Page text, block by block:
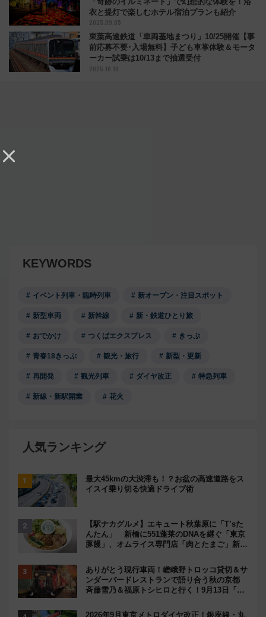
衣と提灯で楽しむホテル宿泊プランも紹介
2025.09.05
東葉高速鉄道「車両基地まつり」10/25開催【事
前応募不要･入場無料】子ども車掌体験＆モータ
ーカー試乗は10/13まで抽選受付
2025.10.10
KEYWORDS
イベント列車・臨時列車 新オープン・注目スポット
新型車両 新幹線 新・鉄道ひとり旅
おでかけ つくばエクスプレス きっぷ
青春18きっぷ 観光・旅行 新型・更新
再開発 観光列車 ダイヤ改正 特急列車
新線・新駅開業 花火
人気ランキング
最大45kmの大渋滞も！？お盆の高速道路をス
イスイ乗り切る快適ドライブ術
【駅ナカグルメ】エキュート秋葉原に「T’sた
んたん」 新橋に551蓬莱のDNAを継ぐ「東京
豚饅」、オムライス専門店「肉とたまご」新グ
ありがとう現行車両！嵯峨野トロッコ貸切＆サ
ンダーバードレストランで語り合う秋の京都
斉藤雪乃＆福原トシヒロと行く！9月13日「京
2026年9月東京メトロダイヤ改正！銀座線・丸